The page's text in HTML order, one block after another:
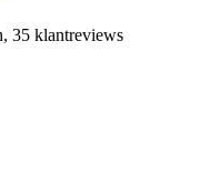
35 klantreviews